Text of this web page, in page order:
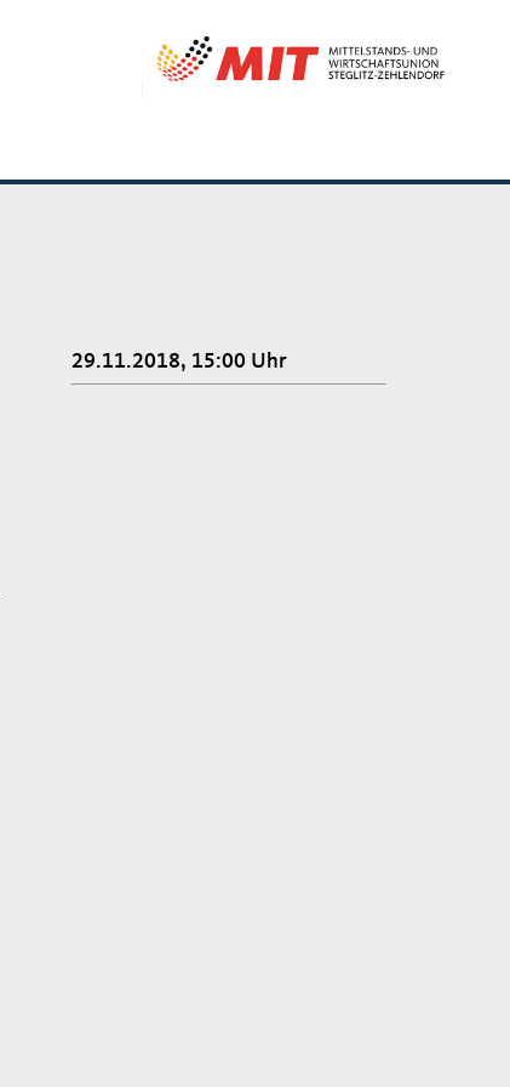
29.11.2018, 15:00 Uhr